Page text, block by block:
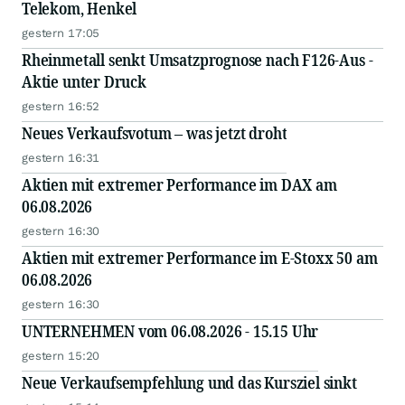
Telekom, Henkel
gestern 17:05
Rheinmetall senkt Umsatzprognose nach F126-Aus -
Aktie unter Druck
gestern 16:52
Neues Verkaufsvotum – was jetzt droht
gestern 16:31
Aktien mit extremer Performance im DAX am
06.08.2026
gestern 16:30
Aktien mit extremer Performance im E-Stoxx 50 am
06.08.2026
gestern 16:30
UNTERNEHMEN vom 06.08.2026 - 15.15 Uhr
gestern 15:20
Neue Verkaufsempfehlung und das Kursziel sinkt